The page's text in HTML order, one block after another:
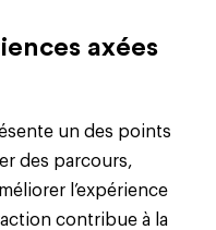
axées
un des points
des parcours,
l’expérience
contribue à la